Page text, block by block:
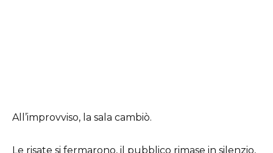
All’improvviso, la sala cambiò.
Le risate si fermarono, il pubblico rimase in silenzio,